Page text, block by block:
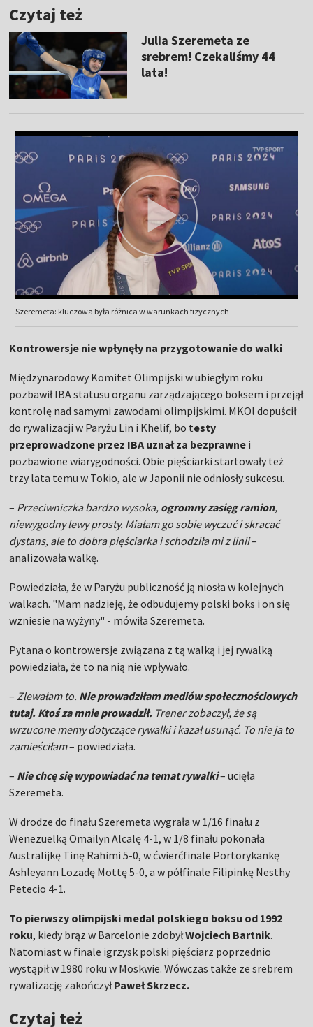
Czytaj też
Julia Szeremeta ze
srebrem! Czekaliśmy 44
lata!
Szeremeta: kluczowa była różnica w warunkach fizycznych
Kontrowersje nie wpłynęły na przygotowanie do walki
Międzynarodowy Komitet Olimpijski w ubiegłym roku
pozbawił IBA statusu organu zarządzającego boksem i przejął
kontrolę nad samymi zawodami olimpijskimi. MKOl dopuścił
do rywalizacji w Paryżu Lin i Khelif, bo testy
przeprowadzone przez IBA uznał za bezprawne i
pozbawione wiarygodności. Obie pięściarki startowały też
trzy lata temu w Tokio, ale w Japonii nie odniosły sukcesu.
– Przeciwniczka bardzo wysoka, ogromny zasięg ramion,
niewygodny lewy prosty. Miałam go sobie wyczuć i skracać
dystans, ale to dobra pięściarka i schodziła mi z linii–
analizowała walkę.
Powiedziała, że w Paryżu publiczność ją niosła w kolejnych
walkach. "Mam nadzieję, że odbudujemy polski boks i on się
wzniesie na wyżyny" - mówiła Szeremeta.
Pytana o kontrowersje związana z tą walką i jej rywalką
powiedziała, że to na nią nie wpływało.
–Zlewałam to. Nie prowadziłam mediów społecznościowych
tutaj. Ktoś za mnie prowadził. Trener zobaczył, że są
wrzucone memy dotyczące rywalki i kazał usunąć. To nie ja to
zamieściłam– powiedziała.
– Nie chcę się wypowiadać na temat rywalki– ucięła
Szeremeta.
W drodze do finału Szeremeta wygrała w 1/16 finału z
Wenezuelką Omailyn Alcalę 4-1, w 1/8 finału pokonała
Australijkę Tinę Rahimi 5-0, w ćwierćfinale Portorykankę
Ashleyann Lozadę Mottę 5-0, a w półfinale Filipinkę Nesthy
Petecio 4-1.
To pierwszy olimpijski medal polskiego boksu od 1992
roku, kiedy brąz w Barcelonie zdobyłWojciech Bartnik.
Natomiast w finale igrzysk polski pięściarz poprzednio
wystąpił w 1980 roku w Moskwie. Wówczas także ze srebrem
rywalizację zakończyłPaweł Skrzecz.
Czytaj też